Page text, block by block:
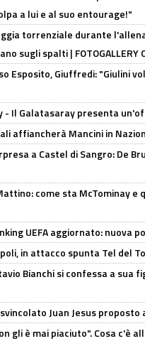
a lui e al suo entourage!"
torrenziale durante
sugli spalti | FOTOGALLERY
Esposito, Giuffredi: "Giulini
- Il Galatasaray presenta
affiancherà Mancini in
a Castel di Sangro: De
come sta McTominay e
UEFA aggiornato: nuova
in attacco spunta Tel del
Bianchi si confessa a sua
Juan Jesus proposto
gli è mai piaciuto". Cosa c'è